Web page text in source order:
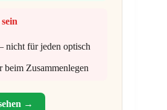
nicht für jeden optisch
beim Zusammenlegen
→